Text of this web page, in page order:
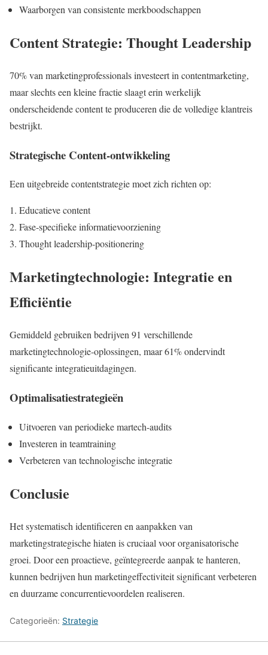
Waarborgen van consistente merkboodschappen
Content Strategie: Thought Leadership
70% van marketingprofessionals investeert in contentmarketing,
maar slechts een kleine fractie slaagt erin werkelijk
onderscheidende content te produceren die de volledige klantreis
bestrijkt.
Strategische Content-ontwikkeling
Een uitgebreide contentstrategie moet zich richten op:
Educatieve content
Fase-specifieke informatievoorziening
Thought leadership-positionering
Marketingtechnologie: Integratie en
Efficiëntie
Gemiddeld gebruiken bedrijven 91 verschillende
marketingtechnologie-oplossingen, maar 61% ondervindt
significante integratieuitdagingen.
Optimalisatiestrategieën
Uitvoeren van periodieke martech-audits
Investeren in teamtraining
Verbeteren van technologische integratie
Conclusie
Het systematisch identificeren en aanpakken van
marketingstrategische hiaten is cruciaal voor organisatorische
groei. Door een proactieve, geïntegreerde aanpak te hanteren,
kunnen bedrijven hun marketingeffectiviteit significant verbeteren
en duurzame concurrentievoordelen realiseren.
Categorieën: Strategie